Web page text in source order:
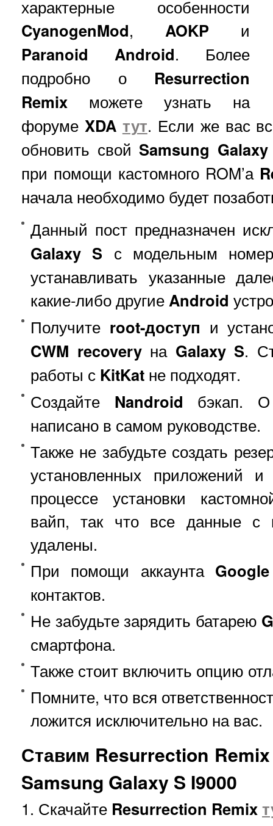
характерные особенности
CyanogenMod, AOKP и
Paranoid Android. Более
подробно о Resurrection
Remix можете узнать на
форуме XDA тут. Если же вас
обновить свой Samsung Galaxy
при помощи кастомного ROM’а
начала необходимо будет
Данный пост предназначен
Galaxy S с модельным
устанавливать указанные
какие-либо другиеAndroid
Получите root-доступ и
CWM recoveryна Galaxy S.
работы с KitKat не подходят.
Создайте Nandroid бэкап.
написано в самом руководстве.
Также не забудьте создать
установленных приложений
процессе установки
вайп, так что все данные с
удалены.
При помощи аккаунта Google
контактов.
Не забудьте зарядить батарею
смартфона.
Также стоит включить опцию
Помните, что вся
ложится исключительно на вас.
Ставим Resurrection
Samsung Galaxy S I9000
1. Скачайте Resurrection Remix